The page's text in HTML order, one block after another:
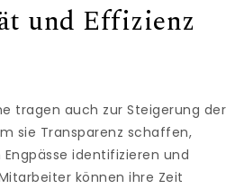
und Effizienz
tragen auch zur Steigerung der
sie Transparenz schaffen,
identifizieren und
können ihre Zeit